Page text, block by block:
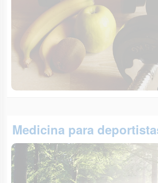
Medicina para